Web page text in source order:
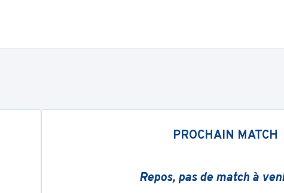
PROCHAIN MATCH
Repos, pas de match à